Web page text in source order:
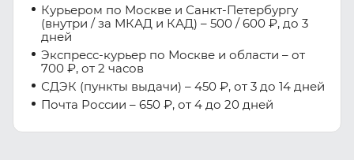
Курьером по Москве и Санкт-Петербургу
(внутри / за МКАД и КАД) – 500 / 600 ₽, до 3
дней
Экспресс-курьер по Москве и области – от
700 ₽, от 2 часов
СДЭК (пункты выдачи) – 450 ₽, от 3 до 14 дней
Почта России – 650 ₽, от 4 до 20 дней